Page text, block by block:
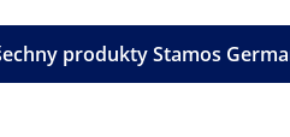
produkty Stamos